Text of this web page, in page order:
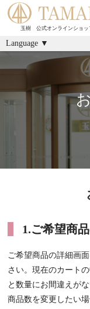
玉樹 公式オンラインショッ
Language ▼
1.ご希望商
ご希望商品の詳細画
さい。現在のカート
と数量にお間違えが
商品数を変更したい